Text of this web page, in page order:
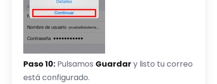
Paso 10: Pulsamos Guardary listo tu correo
está configurado.